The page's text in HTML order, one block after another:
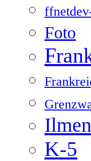
Foto
K-5